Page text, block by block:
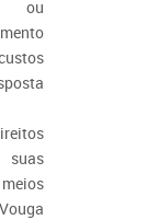
ou
suas